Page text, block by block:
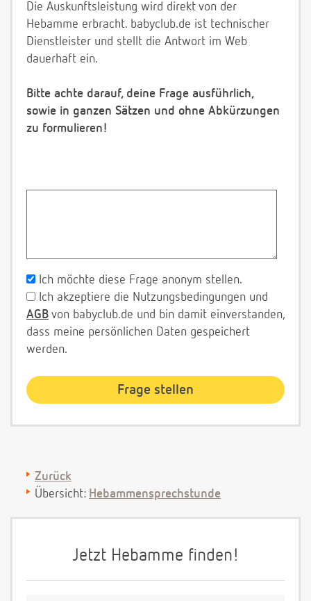
Die Auskunftsleistung wird direkt von der
Hebamme erbracht. babyclub.de ist technischer
Dienstleister und stellt die Antwort im Web
dauerhaft ein.
Bitte achte darauf, deine Frage ausführlich,
sowie in ganzen Sätzen und ohne Abkürzungen
zu formulieren!
Ich möchte diese Frage anonym stellen.
Ich akzeptiere die Nutzungsbedingungen und
AGB von babyclub.de und bin damit einverstanden,
dass meine persönlichen Daten gespeichert
werden.
Zurück
Übersicht: Hebammensprechstunde
Jetzt Hebamme finden!